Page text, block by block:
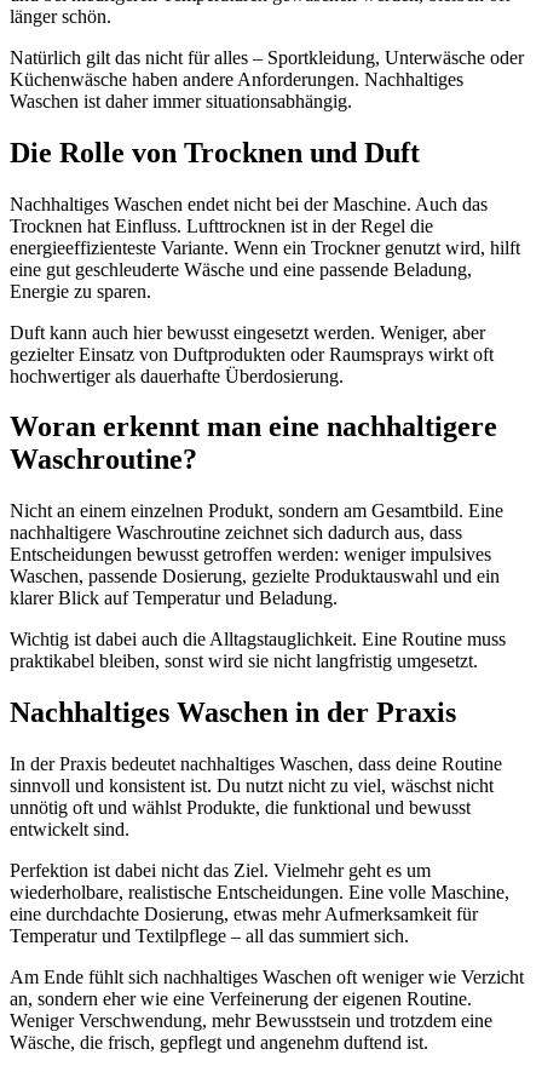
länger schön.
Natürlich gilt das nicht für alles – Sportkleidung, Unterwäsche oder
Küchenwäsche haben andere Anforderungen. Nachhaltiges
Waschen ist daher immer situationsabhängig.
Die Rolle von Trocknen und Duft
Nachhaltiges Waschen endet nicht bei der Maschine. Auch das
Trocknen hat Einfluss. Lufttrocknen ist in der Regel die
energieeffizienteste Variante. Wenn ein Trockner genutzt wird, hilft
eine gut geschleuderte Wäsche und eine passende Beladung,
Energie zu sparen.
Duft kann auch hier bewusst eingesetzt werden. Weniger, aber
gezielter Einsatz von Duftprodukten oder Raumsprays wirkt oft
hochwertiger als dauerhafte Überdosierung.
Woran erkennt man eine nachhaltigere
Waschroutine?
Nicht an einem einzelnen Produkt, sondern am Gesamtbild. Eine
nachhaltigere Waschroutine zeichnet sich dadurch aus, dass
Entscheidungen bewusst getroffen werden: weniger impulsives
Waschen, passende Dosierung, gezielte Produktauswahl und ein
klarer Blick auf Temperatur und Beladung.
Wichtig ist dabei auch die Alltagstauglichkeit. Eine Routine muss
praktikabel bleiben, sonst wird sie nicht langfristig umgesetzt.
Nachhaltiges Waschen in der Praxis
In der Praxis bedeutet nachhaltiges Waschen, dass deine Routine
sinnvoll und konsistent ist. Du nutzt nicht zu viel, wäschst nicht
unnötig oft und wählst Produkte, die funktional und bewusst
entwickelt sind.
Perfektion ist dabei nicht das Ziel. Vielmehr geht es um
wiederholbare, realistische Entscheidungen. Eine volle Maschine,
eine durchdachte Dosierung, etwas mehr Aufmerksamkeit für
Temperatur und Textilpflege – all das summiert sich.
Am Ende fühlt sich nachhaltiges Waschen oft weniger wie Verzicht
an, sondern eher wie eine Verfeinerung der eigenen Routine.
Weniger Verschwendung, mehr Bewusstsein und trotzdem eine
Wäsche, die frisch, gepflegt und angenehm duftend ist.